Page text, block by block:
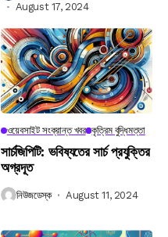
August 17, 2024
ওয়েবসাইট সংক্রান্ত খবর কৃত্রিম বুদ্ধিমত্তা
সার্চজিপিটি: ভবিষ্যতের সার্চ প্রযুক্তির
অগ্রদূত
নিউজডেস্ক August 11, 2024